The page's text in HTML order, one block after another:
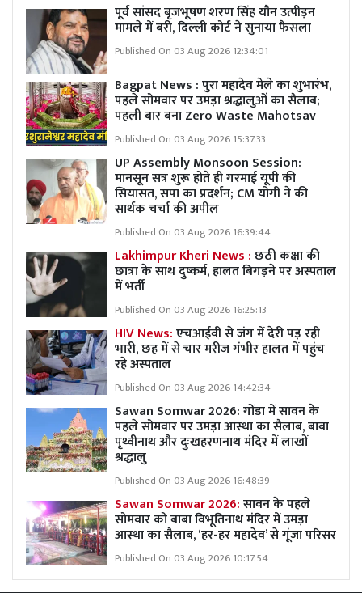
पूर्व सांसद बृजभूषण शरण सिंह यौन उत्पीड़न
मामले में बरी, दिल्ली कोर्ट ने सुनाया फैसला
Published On 03 Aug 2026 12:34:01
Bagpat News : पुरा महादेव मेले का शुभारंभ,
पहले सोमवार पर उमड़ा श्रद्धालुओं का सैलाब;
पहली बार बना Zero Waste Mahotsav
Published On 03 Aug 2026 15:37:33
UP Assembly Monsoon Session:
मानसून सत्र शुरू होते ही गरमाई यूपी की
सियासत, सपा का प्रदर्शन; CM योगी ने की
सार्थक चर्चा की अपील
Published On 03 Aug 2026 16:39:44
Lakhimpur Kheri News :छठी कक्षा की
छात्रा के साथ दुष्कर्म, हालत बिगड़ने पर अस्पताल
में भर्ती
Published On 03 Aug 2026 16:25:13
HIV News:एचआईवी से जंग में देरी पड़ रही
भारी, छह में से चार मरीज गंभीर हालत में पहुंच
रहे अस्पताल
Published On 03 Aug 2026 14:42:34
Sawan Somwar 2026: गोंडा में सावन के
पहले सोमवार पर उमड़ा आस्था का सैलाब, बाबा
पृथ्वीनाथ और दुःखहरणनाथ मंदिर में लाखों
श्रद्धालु
Published On 03 Aug 2026 16:48:39
Sawan Somwar 2026:सावन के पहले
सोमवार को बाबा विभूतिनाथ मंदिर में उमड़ा
आस्था का सैलाब, ‘हर-हर महादेव’ से गूंजा परिसर
Published On 03 Aug 2026 10:17:54